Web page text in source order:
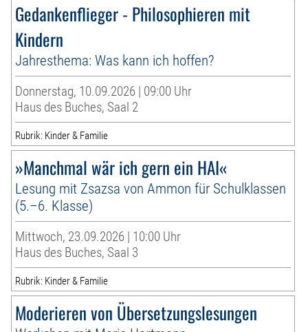
Gedankenflieger - Philosophieren mit
Kindern
Jahresthema: Was kann ich hoffen?
Donnerstag, 10.09.2026 | 09:00 Uhr
Haus des Buches, Saal 2
Rubrik: Kinder & Familie
»Manchmal wär ich gern ein HAI«
Lesung mit Zsazsa von Ammon für Schulklassen
(5.–6. Klasse)
Mittwoch, 23.09.2026 | 10:00 Uhr
Haus des Buches, Saal 3
Rubrik: Kinder & Familie
Moderieren von Übersetzungslesungen